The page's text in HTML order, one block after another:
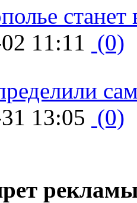
11:11 (0)
13:05 (0)